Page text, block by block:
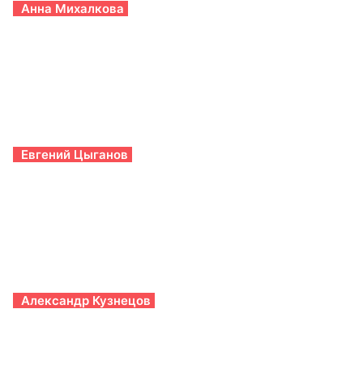
Анна Михалкова
Евгений Цыганов
Александр Кузнецов